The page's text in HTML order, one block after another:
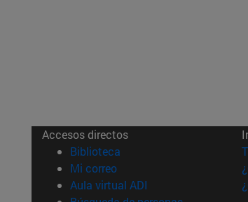
Accesos directos
Biblioteca (abre en nueva ventana)
Mi correo(abre en nueva ventana)
Aula virtual ADI (abre en nueva